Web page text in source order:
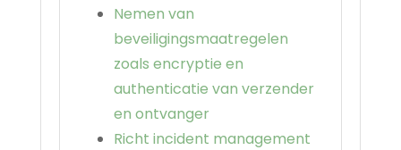
Nemen van
beveiligingsmaatregelen
zoals encryptie en
authenticatie van verzender
en ontvanger
Richt incident management